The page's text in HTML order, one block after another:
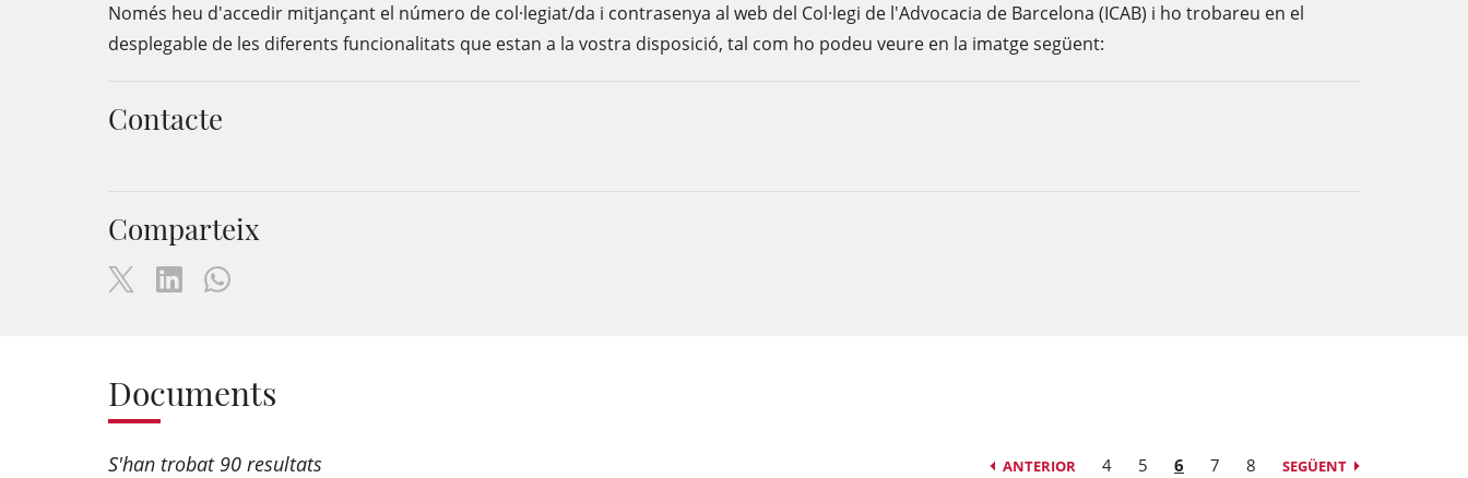
Només heu d'accedir mitjançant el número de col·legiat/da i contrasenya al web del Col·legi de l'Advocacia de Barcelona (ICAB) i ho trobareu en el
desplegable de les diferents funcionalitats que estan a la vostra disposició, tal com ho podeu veure en la imatge següent:
Contacte
Comparteix
Documents
S'han trobat 90 resultats ANTERIOR 4 5 6 7 8 SEGÜENT